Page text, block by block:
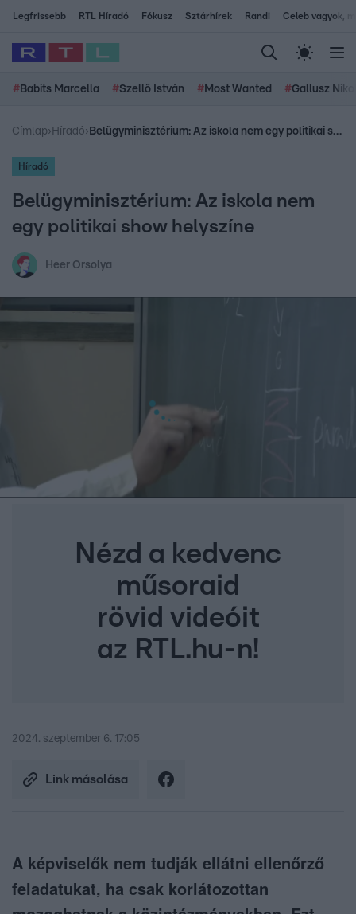
Legfrissebb RTL Híradó Fókusz Sztárhírek Randi Celeb vagyok,
# Babits Marcella #Szellő István # Most Wanted #Gallusz
Címlap› Híradó› Belügyminisztérium: Az iskola nem egy politikai show helyszíne
Híradó
Belügyminisztérium: Az iskola nem
egy politikai show helyszíne
Heer Orsolya
Nézd a kedvenc
műsoraid
rövid videóit
az RTL.hu-n!
2024. szeptember 6. 17:05
Link másolása
A képviselők nem tudják ellátni ellenőrző
feladatukat, ha csak korlátozottan